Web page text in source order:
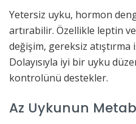
Yetersiz uyku, hormon
artırabilir. Özellikle leptin
değişim, gereksiz
Dolayısıyla iyi bir uyku
kontrolünü destekler.
Az Uykunun